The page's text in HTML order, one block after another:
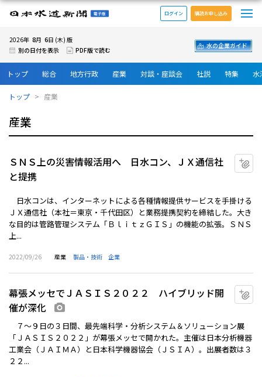
日本水道新聞 電子版
ログイン 購読お申し込み
2026年 8月 6日 (木) 版
別の日付を表示
PDF版で読む
水の企業ガイド
トップ 総合 地方行政 産業 対談・座談会 社説 特集 水
トップ 産業
産業
ＳＮＳ上の災害情報活用へ 日水コン、ＪＸ通信社
と提携
日水コンは、インターネットによる各種情報提供サービスを手掛ける
ＪＸ通信社（本社＝東京・千代田区）と業務提携契約を締結した。大き
な目的は管路管理システム「ＢｌｉｔｚＧＩＳ」の機能の拡張。ＳＮＳ
上...
2022/09/26 産業 製品・技術 企業
幕張メッセでＪＡＳＩＳ２０２２ ハイブリッド開
催が深化
７～９日の３日間、最先端科学・分析システム＆ソリューション展
「ＪＡＳＩＳ２０２２」が幕張メッセで開かれた。主催は日本分析機器
工業会（ＪＡＩＭＡ）と日本科学機器協会（ＪＳＩＡ）。出展者数は３
２２...